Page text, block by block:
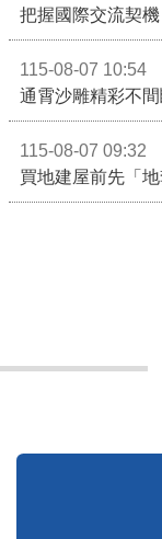
115-08-07 10:54
115-08-07 09:32